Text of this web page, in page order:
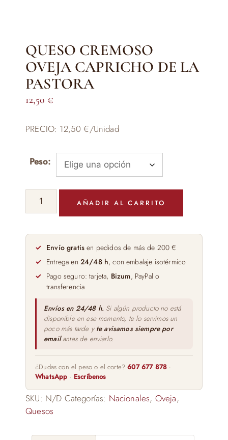
QUESO CREMOSO
OVEJA CAPRICHO DE LA
PASTORA
12,50 €
PRECIO: 12,50 €/Unidad
Peso:
QUESO
CREMOSO
CAPRICHO
PASTORA
cantidad
AÑADIR AL CARRITO
Envío gratis en pedidos de más de 200 €
Entrega en 24/48 h, con embalaje isotérmico
Pago seguro: tarjeta, Bizum, PayPal o
transferencia
Envíos en 24/48 h. Si algún producto no está
disponible en ese momento, te lo servimos un
poco más tarde y te avisamos siempre por
emailantes de enviarlo.
¿Dudas con el peso o el corte?607 677 878 ·
WhatsApp · Escríbenos
SKU: N/D Categorías: Nacionales, Oveja,
Quesos